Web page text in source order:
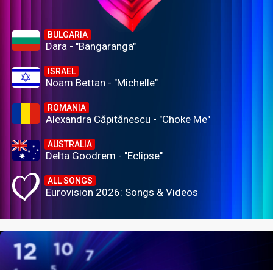
BULGARIA
Dara - "Bangaranga"
ISRAEL
Noam Bettan - "Michelle"
ROMANIA
Alexandra Căpitănescu - "Choke Me"
AUSTRALIA
Delta Goodrem - "Eclipse"
ALL SONGS
Eurovision 2026: Songs & Videos